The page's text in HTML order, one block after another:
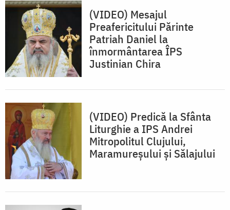
(VIDEO) Mesajul
Preafericitului Părinte
Patriah Daniel la
înmormântarea ÎPS
Justinian Chira
(VIDEO) Predică la Sfânta
Liturghie a IPS Andrei
Mitropolitul Clujului,
Maramureșului și Sălajului